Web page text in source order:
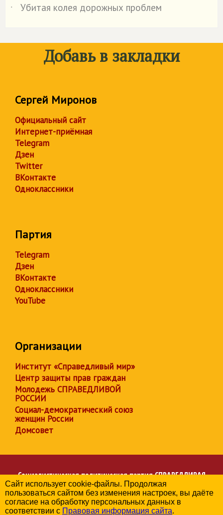
˙
Убитая колея дорожных проблем
Добавь в закладки
Сергей Миронов
Официальный сайт
Интернет-приёмная
Telegram
Дзен
Twitter
ВКонтакте
Одноклассники
Партия
Telegram
Дзен
ВКонтакте
Одноклассники
YouTube
Организации
Институт «Справедливый мир»
Центр защиты прав граждан
Молодежь СПРАВЕДЛИВОЙ
РОССИИ
Социал-демократический союз
женщин России
Домсовет
Социалистическая политическая партияСПРАВЕДЛИВАЯ
РОССИЯ
Региональное отделение партии в Чувашской Республике
© 2006-2026
Сайт использует cookie-файлы. Продолжая
пользоваться сайтом без изменения настроек, вы даёте
согласие на обработку персональных данных в
соответствии с Правовая информация сайта.